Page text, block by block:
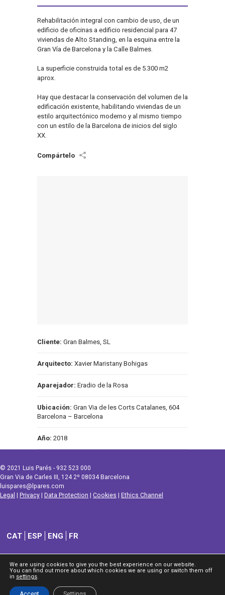
Rehabilitación integral con cambio de uso, de un
edificio de oficinas a edificio residencial para 47
viviendas de Alto Standing, en la esquina entre la
Gran Vía de Barcelona y la Calle Balmes.
La superficie construida total es de 5.300 m2
aprox.
Hay que destacar la conservación del volumen de la
edificación existente, habilitando viviendas de un
estilo arquitectónico moderno y al mismo tiempo
con un estilo de la Barcelona de inicios del siglo
XX.
Cliente: Gran Balmes, SL
Arquitecto: Xavier Maristany Bohigas
Aparejador: Eradio de la Rosa
Ubicación: Gran Via de les Corts Catalanes, 604
Barcelona – Barcelona
Año: 2018
© 2021 Luis Parés - 932 523 000
Gran Via de Carles III, 124 2º 08034 Barcelona
luispares@lpares.com
Legal
Privacy Data Protection Cookies Ethics Channel
CAT ESP ENG FR
We are using cookies to give you the best experience on our website.
You can find out more about which cookies we are using or switch them off
in settings.